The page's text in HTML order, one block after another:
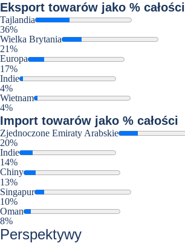
Eksport towarów jako % całości
Tajlandia
36%
Wielka Brytania
21%
Europa
17%
Indie
4%
Wietnam
4%
Import towarów jako % całości
Zjednoczone Emiraty Arabskie
20%
Indie
14%
Chiny
13%
Singapur
10%
Oman
8%
Perspektywy